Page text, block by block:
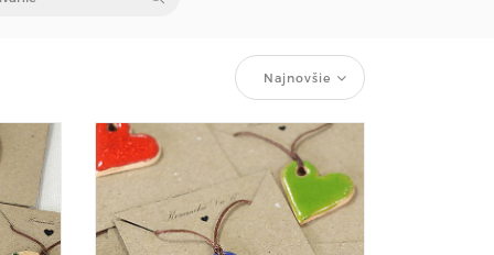
Najnovšie